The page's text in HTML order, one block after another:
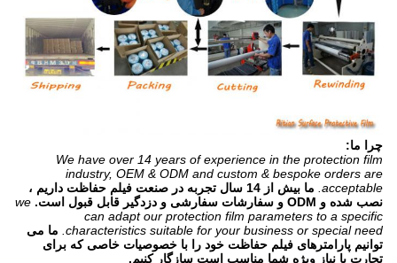
چرا ما:
We have over 14 years of experience in the protection film
industry, OEM & ODM and custom & bespoke orders are
acceptable.
ما بیش از 14 سال تجربه در صنعت فیلم حفاظت داریم ،
نصب شده و ODM و سفارشات سفارشی و دزدگیر قابل قبول است.
we
can adapt our protection film parameters to a specific
characteristics suitable for your business or special need. ما می
توانیم پارامترهای فیلم حفاظت خود را با خصوصیات خاصی که برای
تجارت یا نیاز ویژه شما مناسب است سازگار کنیم.